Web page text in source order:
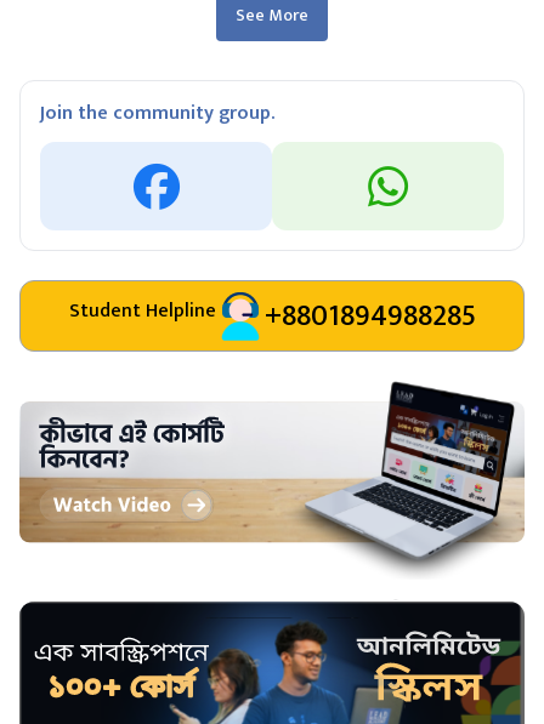
See More
Join the community group.
Student Helpline +8801894988285